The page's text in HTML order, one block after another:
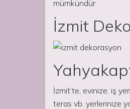
mümkündür.
İzmit
İzmit’te, evinize, iş
teras vb. yerlerinize